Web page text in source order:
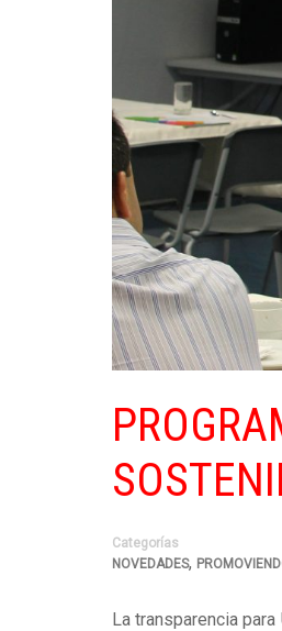
Categorías
NOVEDADES,
La transparencia